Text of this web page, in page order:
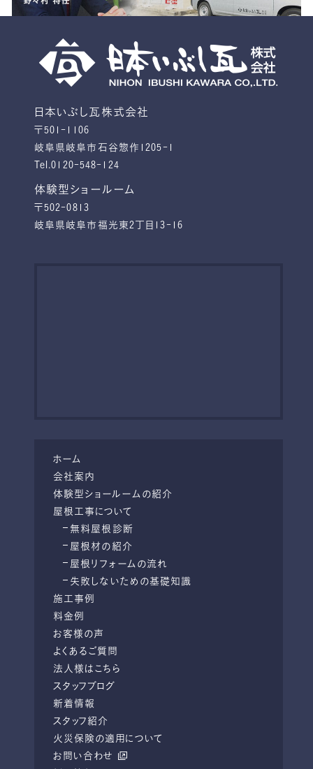
日本いぶし瓦株式会社
〒501-1106
岐阜県岐阜市石谷惣作1205-1
Tel.0120-548-124
体験型ショールーム
〒502-0813
岐阜県岐阜市福光東2丁目13-16
ホーム
会社案内
体験型ショールームの紹介
屋根工事について
無料屋根診断
屋根材の紹介
屋根リフォームの流れ
失敗しないための基礎知識
施工事例
料金例
お客様の声
よくあるご質問
法人様はこちら
スタッフブログ
新着情報
スタッフ紹介
火災保険の適用について
お問い合わせ